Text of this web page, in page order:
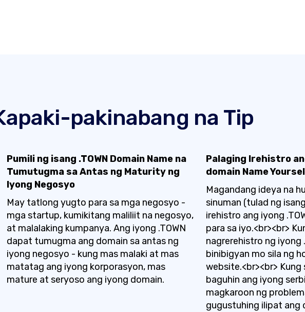
pakinabang na Tip
Pumili ng isang .TOWN Domain Name na
Tumutugma sa Antas ng Maturity ng
Iyong Negosyo
May tatlong yugto para sa mga negosyo -
mga startup, kumikitang maliliit na negosyo,
at malalaking kumpanya. Ang iyong .TOWN
dapat tumugma ang domain sa antas ng
iyong negosyo - kung mas malaki at mas
matatag ang iyong korporasyon, mas
mature at seryoso ang iyong domain.
Palaging Irehistro
domain Name
Magandang ideya na
sinuman (tulad ng
irehistro ang iyong
para sa iyo.<br><br>
nagrerehistro ng iyong
binibigyan mo sila ng
website.<br><br>
baguhin ang iyong
magkaroon ng
gugustuhing ilipat ang